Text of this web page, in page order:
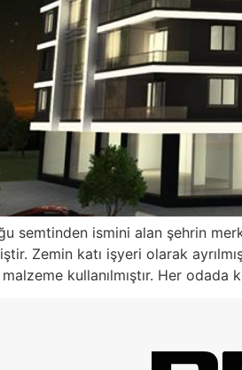
semtinden ismini alan şehrin
Zemin katı işyeri olarak
malzeme kullanılmıştır. Her